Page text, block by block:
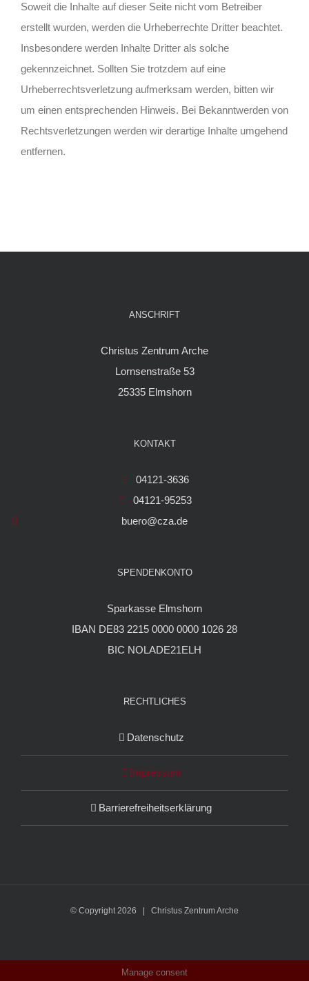
Soweit die Inhalte auf dieser Seite nicht vom Betreiber
erstellt wurden, werden die Urheberrechte Dritter beachtet.
Insbesondere werden Inhalte Dritter als solche
gekennzeichnet. Sollten Sie trotzdem auf eine
Urheberrechtsverletzung aufmerksam werden, bitten wir
um einen entsprechenden Hinweis. Bei Bekanntwerden von
Rechtsverletzungen werden wir derartige Inhalte umgehend
entfernen.
ANSCHRIFT
Christus Zentrum Arche
Lornsenstraße 53
25335 Elmshorn
KONTAKT
04121-3636
04121-95253
buero@cza.de
SPENDENKONTO
Sparkasse Elmshorn
IBAN DE83 2215 0000 0000 1026 28
BIC NOLADE21ELH
RECHTLICHES
Datenschutz
Impressum
Barrierefreiheitserklärung
© Copyright2026 | Christus Zentrum Arche
Manage consent